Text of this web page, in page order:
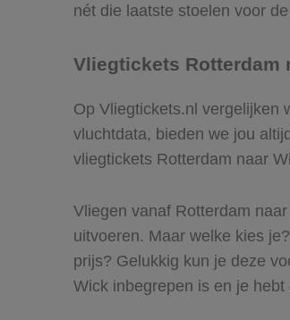
nét die laatste stoelen voor
Vliegtickets Rotterdam
Op Vliegtickets.nl vergelijken
vluchtdata, bieden we jou
vliegtickets Rotterdam naar
Vliegen vanaf Rotterdam
uitvoeren. Maar welke kies
prijs? Gelukkig kun je deze
Wick inbegrepen is en je